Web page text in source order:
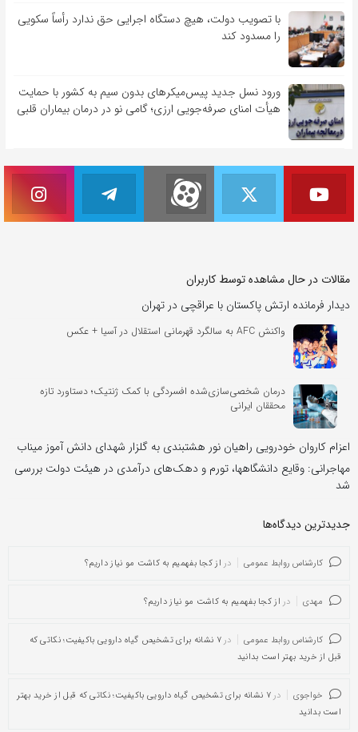
با تصویب دولت، هیچ دستگاه اجرایی حق ندارد رأساً سکویی
را مسدود کند
ورود نسل جدید پیس‌میکرهای بدون سیم به کشور با حمایت
هیأت امنای صرفه‌جویی ارزی؛ گامی نو در درمان بیماران قلبی
مقالات در حال مشاهده توسط کاربران
دیدار فرمانده ارتش پاکستان با عراقچی در تهران
واکنش AFC به سالگرد قهرمانی استقلال در آسیا + عکس
درمان شخصی‌سازی‌شده افسردگی با کمک ژنتیک؛ دستاورد تازه
محققان ایرانی
اعزام کاروان خودرویی راهیان نور هشتبندی به گلزار شهدای دانش آموز میناب
مهاجرانی: وقایع دانشگاهها، تورم و دهک‌های درآمدی در هیئت دولت بررسی
شد
جدیدترین دیدگاه‌‌ها
کارشناس روابط عمومی در از کجا بفهمیم به کاشت مو نیاز داریم؟
مهدی در از کجا بفهمیم به کاشت مو نیاز داریم؟
کارشناس روابط عمومی در
۷ نشانه برای تشخیص گیاه دارویی باکیفیت؛ نکاتی که
قبل از خرید بهتر است بدانید
خواجوی در
۷ نشانه برای تشخیص گیاه دارویی باکیفیت؛ نکاتی که قبل از خرید بهتر
است بدانید